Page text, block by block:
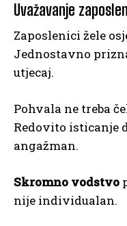
Uvažavanje
Zaposlenici žele
Jednostavno
utjecaj.
Pohvala ne treba
Redovito isticanje
angažman.
Skromno vodstvo
nije individualan.